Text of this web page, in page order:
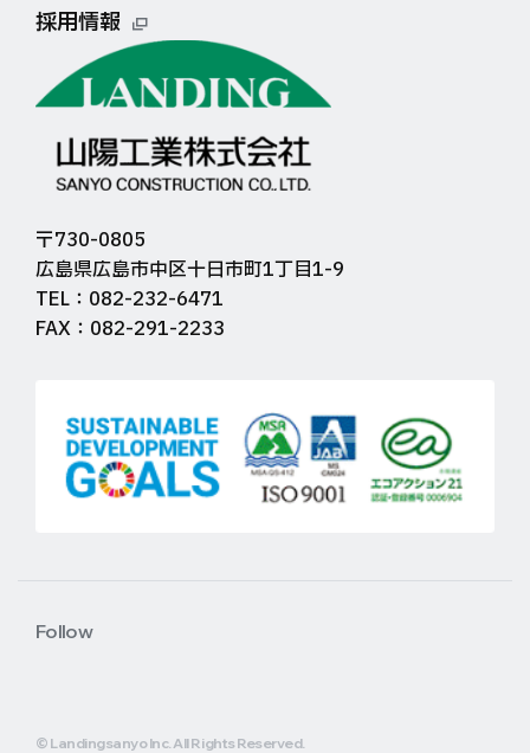
採用情報
〒730-0805
広島県広島市中区十日市町1丁目1-9
TEL：082-232-6471
FAX：082-291-2233
Follow
© Landingsanyo Inc. All Rights Reserved.